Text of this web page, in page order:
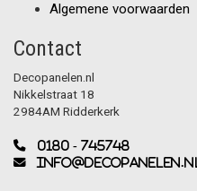
Algemene voorwaarden
Contact
Decopanelen.nl
Nikkelstraat 18
2984AM Ridderkerk
0180 - 745748
info@decopanelen.nl